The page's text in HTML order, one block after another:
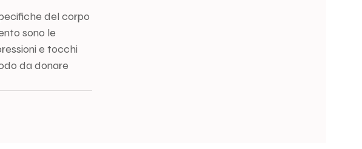
del corpo
sono le
e tocchi
da donare